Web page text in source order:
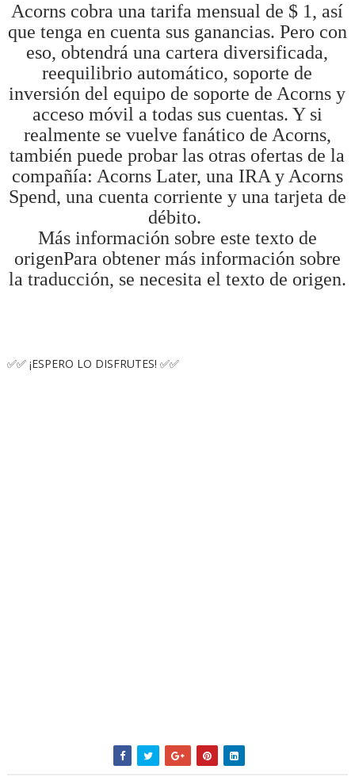
Acorns cobra una tarifa mensual de $ 1, así
que tenga en cuenta sus ganancias. Pero con
eso, obtendrá una cartera diversificada,
reequilibrio automático, soporte de
inversión del equipo de soporte de Acorns y
acceso móvil a todas sus cuentas. Y si
realmente se vuelve fanático de Acorns,
también puede probar las otras ofertas de la
compañía: Acorns Later, una IRA y Acorns
Spend, una cuenta corriente y una tarjeta de
débito.
Más información sobre este texto de
origenPara obtener más información sobre
la traducción, se necesita el texto de origen.
✅✅ ¡ESPERO LO DISFRUTES! ✅✅